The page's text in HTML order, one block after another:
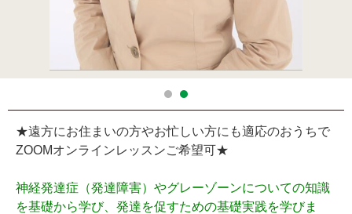
★遠方にお住まいの方やお忙しい方にも適応のおうちで
ZOOMオンラインレッスンご希望可★
神経発達症（発達障害）やグレーゾーンについての知識
を基礎から学び、発達を促すための基礎実践を学びま